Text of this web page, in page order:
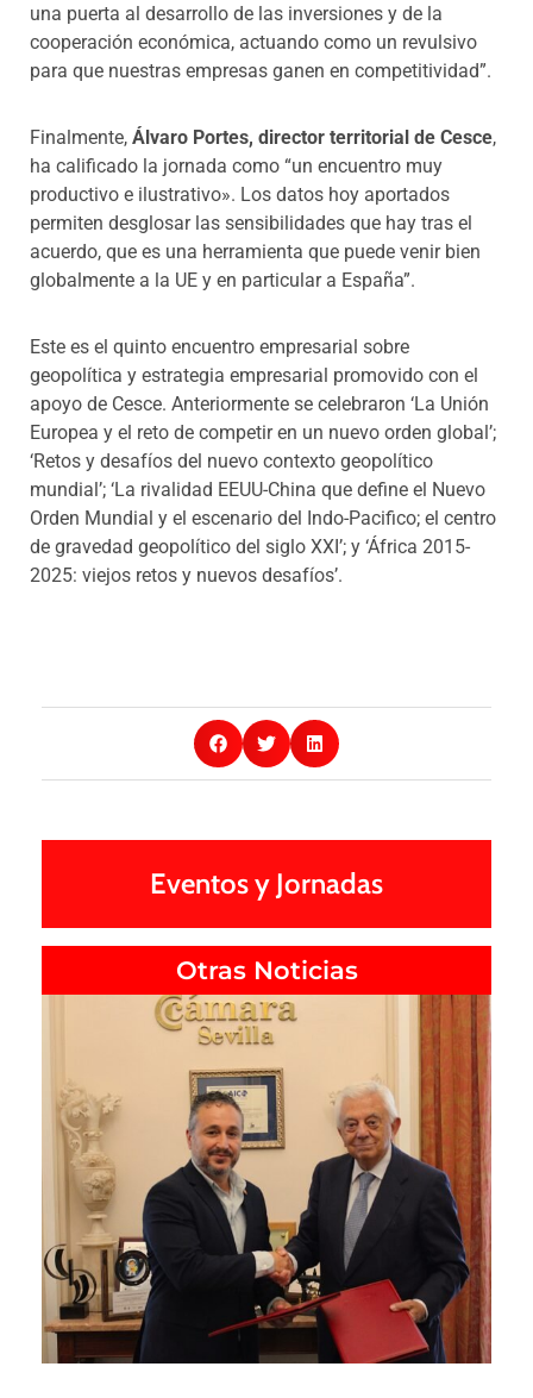
una puerta al desarrollo de las inversiones y de la
cooperación económica, actuando como un revulsivo
para que nuestras empresas ganen en competitividad”.
Finalmente, Álvaro Portes, director territorial de Cesce,
ha calificado la jornada como “un encuentro muy
productivo e ilustrativo». Los datos hoy aportados
permiten desglosar las sensibilidades que hay tras el
acuerdo, que es una herramienta que puede venir bien
globalmente a la UE y en particular a España”.
Este es el quinto encuentro empresarial sobre
geopolítica y estrategia empresarial promovido con el
apoyo de Cesce. Anteriormente se celebraron ‘La Unión
Europea y el reto de competir en un nuevo orden global’;
‘Retos y desafíos del nuevo contexto geopolítico
mundial’; ‘La rivalidad EEUU-China que define el Nuevo
Orden Mundial y el escenario del Indo-Pacifico; el centro
de gravedad geopolítico del siglo XXI’; y ‘África 2015-
2025: viejos retos y nuevos desafíos’.
Eventos y Jornadas
Otras Noticias